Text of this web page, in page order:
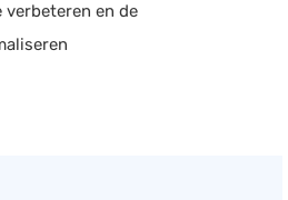
verbeteren en de